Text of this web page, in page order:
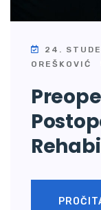
24.
OREŠKOVIĆ